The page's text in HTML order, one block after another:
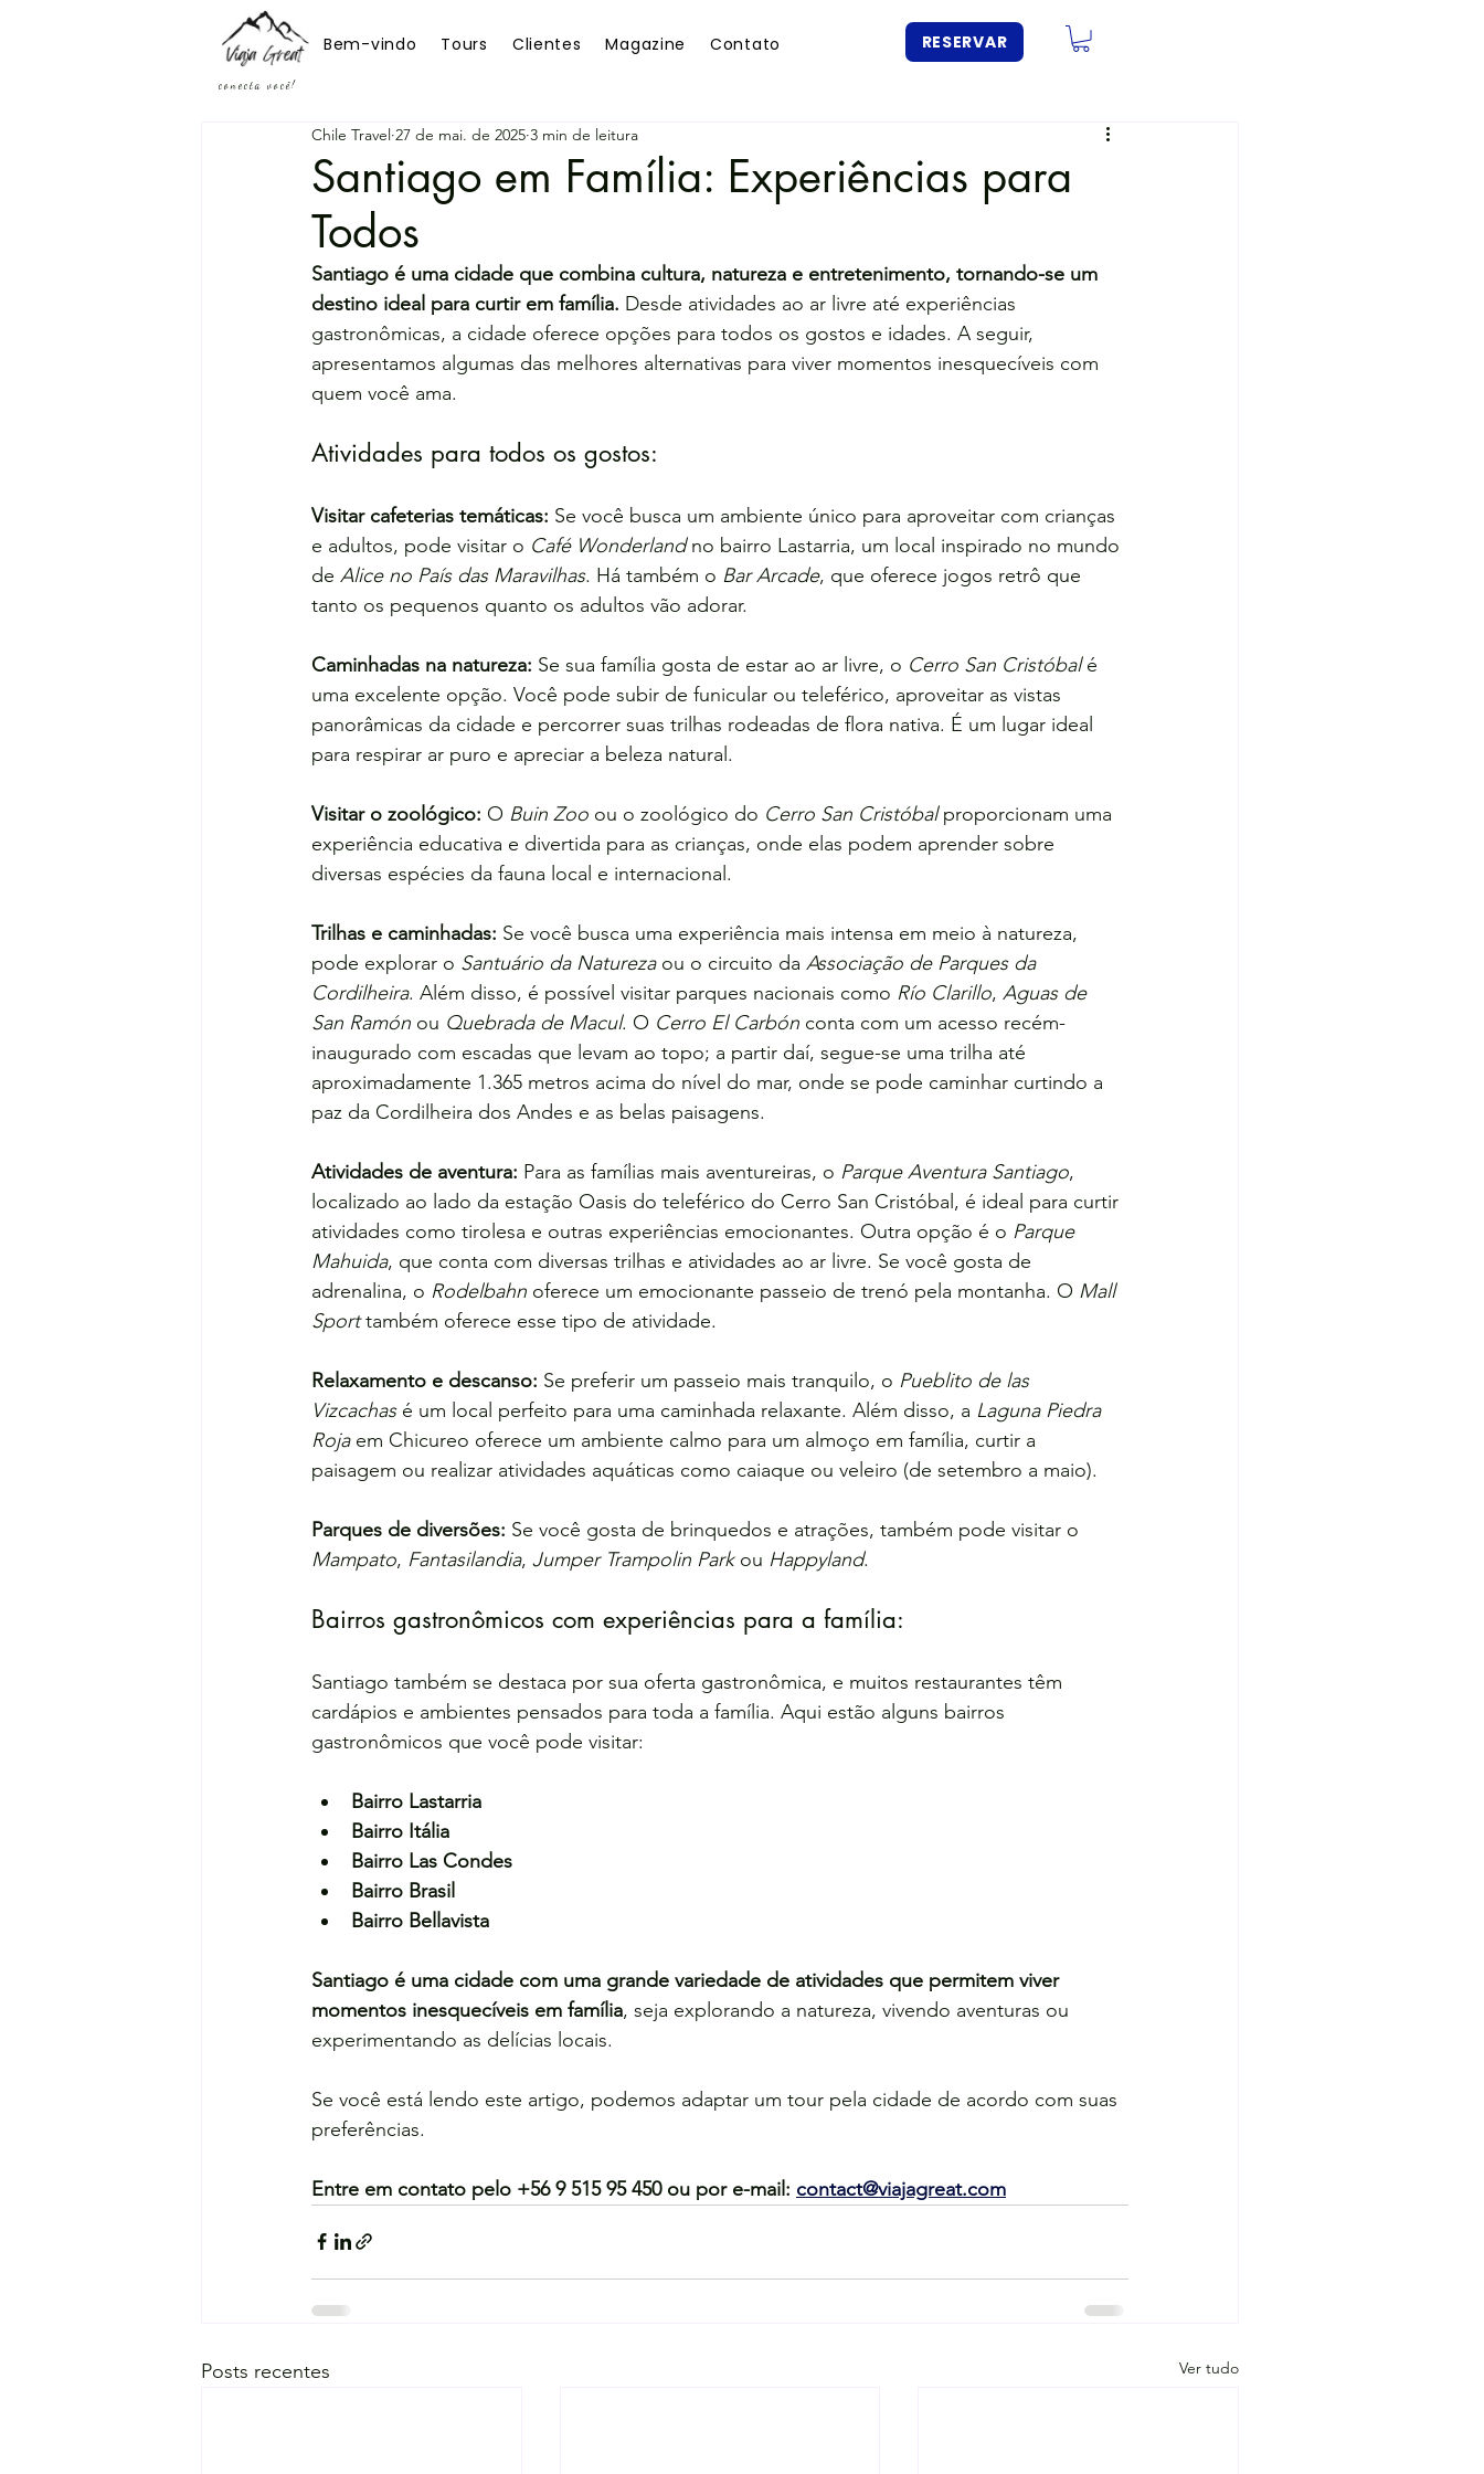
Bem-vindo Tours Clientes Magazine Contato RESERVAR
conecta você!
Santiago em Família: Experiências para
Todos
Chile Travel 27 de mai. de 2025 3 min de leitura
Santiago é uma cidade que combina cultura, natureza e entretenimento, tornando-se um
destino ideal para curtir em família. Desde atividades ao ar livre até experiências
gastronômicas, a cidade oferece opções para todos os gostos e idades. A seguir,
apresentamos algumas das melhores alternativas para viver momentos inesquecíveis com
quem você ama.
Atividades para todos os gostos:
Visitar cafeterias temáticas: Se você busca um ambiente único para aproveitar com crianças
e adultos, pode visitar o Café Wonderland no bairro Lastarria, um local inspirado no mundo
de Alice no País das Maravilhas. Há também o Bar Arcade, que oferece jogos retrô que
tanto os pequenos quanto os adultos vão adorar.
Caminhadas na natureza: Se sua família gosta de estar ao ar livre, o Cerro San Cristóbal é
uma excelente opção. Você pode subir de funicular ou teleférico, aproveitar as vistas
panorâmicas da cidade e percorrer suas trilhas rodeadas de flora nativa. É um lugar ideal
para respirar ar puro e apreciar a beleza natural.
Visitar o zoológico: O Buin Zoo ou o zoológico do Cerro San Cristóbal proporcionam uma
experiência educativa e divertida para as crianças, onde elas podem aprender sobre
diversas espécies da fauna local e internacional.
Trilhas e caminhadas: Se você busca uma experiência mais intensa em meio à natureza,
pode explorar o Santuário da Natureza ou o circuito da Associação de Parques da
Cordilheira. Além disso, é possível visitar parques nacionais como Río Clarillo, Aguas de
San Ramón ou Quebrada de Macul. O Cerro El Carbón conta com um acesso recém-
inaugurado com escadas que levam ao topo; a partir daí, segue-se uma trilha até
aproximadamente 1.365 metros acima do nível do mar, onde se pode caminhar curtindo a
paz da Cordilheira dos Andes e as belas paisagens.
Atividades de aventura: Para as famílias mais aventureiras, o Parque Aventura Santiago,
localizado ao lado da estação Oasis do teleférico do Cerro San Cristóbal, é ideal para curtir
atividades como tirolesa e outras experiências emocionantes. Outra opção é o Parque
Mahuida, que conta com diversas trilhas e atividades ao ar livre. Se você gosta de
adrenalina, o Rodelbahn oferece um emocionante passeio de trenó pela montanha. O Mall
Sport também oferece esse tipo de atividade.
Relaxamento e descanso: Se preferir um passeio mais tranquilo, o Pueblito de las
Vizcachas é um local perfeito para uma caminhada relaxante. Além disso, a Laguna Piedra
Roja em Chicureo oferece um ambiente calmo para um almoço em família, curtir a
paisagem ou realizar atividades aquáticas como caiaque ou veleiro (de setembro a maio).
Parques de diversões: Se você gosta de brinquedos e atrações, também pode visitar o
Mampato, Fantasilandia, Jumper Trampolin Park ou Happyland.
Bairros gastronômicos com experiências para a família:
Santiago também se destaca por sua oferta gastronômica, e muitos restaurantes têm
cardápios e ambientes pensados para toda a família. Aqui estão alguns bairros
gastronômicos que você pode visitar:
Bairro Lastarria
Bairro Itália
Bairro Las Condes
Bairro Brasil
Bairro Bellavista
Santiago é uma cidade com uma grande variedade de atividades que permitem viver
momentos inesquecíveis em família, seja explorando a natureza, vivendo aventuras ou
experimentando as delícias locais.
Se você está lendo este artigo, podemos adaptar um tour pela cidade de acordo com suas
preferências.
Entre em contato pelo +56 9 515 95 450 ou por e-mail: contact@viajagreat.com
Posts recentes Ver tudo